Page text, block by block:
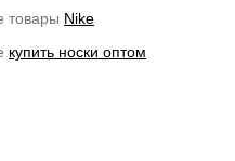
товары Nike
купить носки оптом